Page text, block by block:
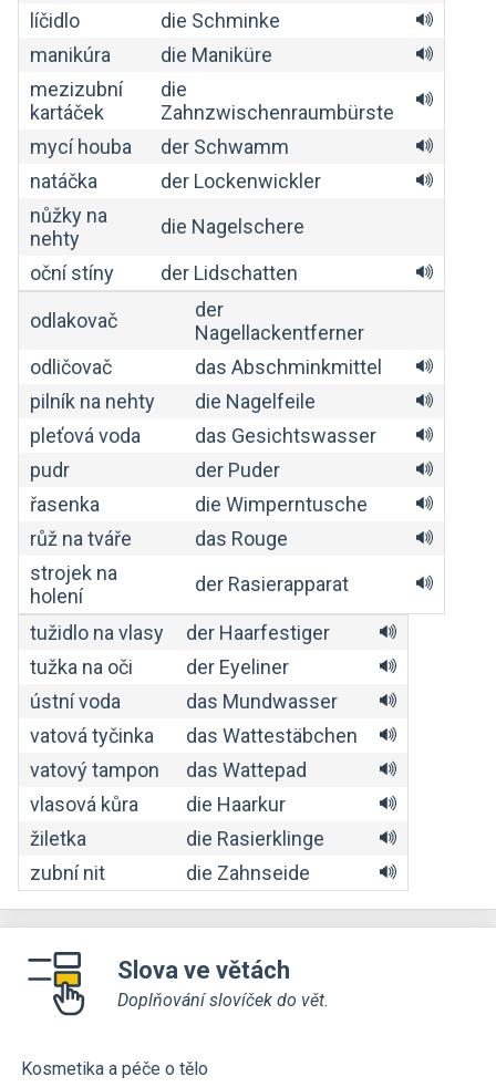
líčidlo
die Schminke
manikúra
die Maniküre
mezizubní
kartáček
die
Zahnzwischenraumbürste
mycí houba
der Schwamm
natáčka
der Lockenwickler
nůžky na
nehty
die Nagelschere
oční stíny
der Lidschatten
odlakovač
der
Nagellackentferner
odličovač
das Abschminkmittel
pilník na nehty
die Nagelfeile
pleťová voda
das Gesichtswasser
pudr
der Puder
řasenka
die Wimperntusche
růž na tváře
das Rouge
strojek na
holení
der Rasierapparat
tužidlo na vlasy
der Haarfestiger
tužka na oči
der Eyeliner
ústní voda
das Mundwasser
vatová tyčinka
das Wattestäbchen
vatový tampon
das Wattepad
vlasová kůra
die Haarkur
žiletka
die Rasierklinge
zubní nit
die Zahnseide
Slova ve větách
Doplňování slovíček do vět.
Kosmetika a péče o tělo